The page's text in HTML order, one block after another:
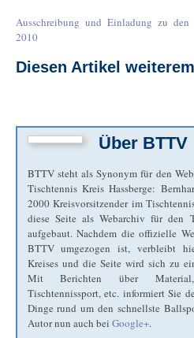
Ausschreibung und Einladung zu den
2010
Diesen Artikel
Über BTTV
BTTV steht als Synonym für den
Tischtennis Kreis Hassberge:
2000 Kreisvorsitzender im
diese Seite als Webarchiv für den
aufgebaut. Nachdem die offizielle
BTTV umgezogen ist, verbleibt
Kreises und die Seite wird sich zu
Mit Berichten über Material,
Tischtennissport, etc. informiert Sie
Dinge rund um den schnellste
Autor nun auch bei Google+.